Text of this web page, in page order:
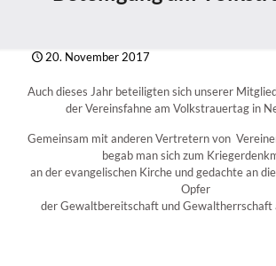
20. November 2017
Auch dieses Jahr beteiligten sich unserer
der Vereinsfahne am Volkstrauertag in
Gemeinsam mit anderen Vertretern von
begab man sich zum
an der evangelischen Kirche und gedachte an
Opfer
der Gewaltbereitschaft und Gewaltherrschaft